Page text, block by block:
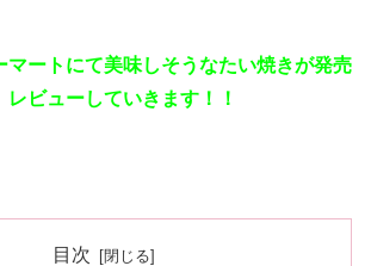
マートにて美味しそうなたい焼きが発売
レビューしていきます！！
目次